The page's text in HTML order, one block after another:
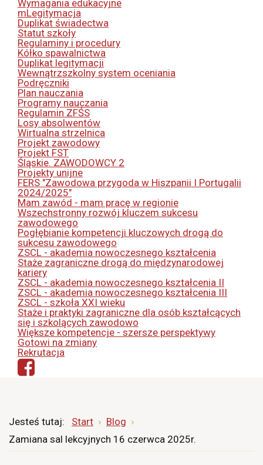
Wymagania edukacyjne
mLegitymacja
Duplikat świadectwa
Statut szkoły
Regulaminy i procedury
Kółko spawalnictwa
Duplikat legitymacji
Wewnątrzszkolny system oceniania
Podręczniki
Plan nauczania
Programy nauczania
Regulamin ZFŚS
Losy absolwentów
Wirtualna strzelnica
Projekt zawodowy
Projekt FST
Śląskie. ZAWODOWCY 2
Projekty unijne
FERS "Zawodowa przygoda w Hiszpanii I Portugalii
2024/2025"
Mam zawód - mam pracę w regionie
Wszechstronny rozwój kluczem sukcesu
zawodowego
Pogłębianie kompetencji kluczowych drogą do
sukcesu zawodowego
ZSCL - akademia nowoczesnego kształcenia
Staże zagraniczne drogą do międzynarodowej
kariery
ZSCL - akademia nowoczesnego kształcenia II
ZSCL - akademia nowoczesnego kształcenia III
ZSCL - szkoła XXI wieku
Staże i praktyki zagraniczne dla osób kształcących
się i szkolących zawodowo
Większe kompetencje - szersze perspektywy
Gotowi na zmiany
Rekrutacja
Jesteś tutaj: Start
Blog
Zamiana sal lekcyjnych 16 czerwca 2025r.